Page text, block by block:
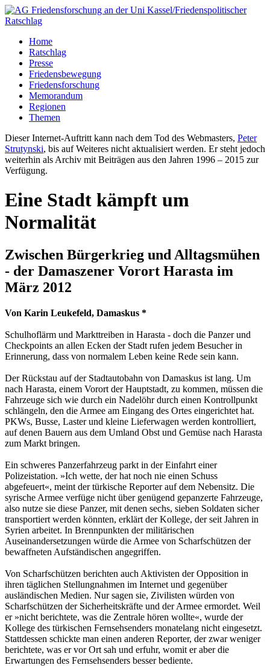
Home
Ratschlag
Presse
Friedensbewegung
Friedensforschung
Memorandum
Regionen
Themen
Dieser Internet-Auftritt kann nach dem Tod des Webmasters, Peter
Strutynski, bis auf Weiteres nicht aktualisiert werden. Er steht jedoch
weiterhin als Archiv mit Beiträgen aus den Jahren 1996 – 2015 zur
Verfügung.
Eine Stadt kämpft um
Normalität
Zwischen Bürgerkrieg und Alltagsmühen
- der Damaszener Vorort Harasta im
März 2012
Von Karin Leukefeld, Damaskus *
Schulhoflärm und Markttreiben in Harasta - doch die Panzer und
Checkpoints an allen Ecken der Stadt rufen jedem Besucher in
Erinnerung, dass von normalem Leben keine Rede sein kann.
Der Rückstau auf der Stadtautobahn von Damaskus ist lang. Um
nach Harasta, einem Vorort der Hauptstadt, zu kommen, müssen die
Fahrzeuge sich wie durch ein Nadelöhr durch einen Kontrollpunkt
schlängeln, den die Armee am Eingang des Ortes eingerichtet hat.
PKWs, Busse, Laster und kleine Lieferwagen werden kontrolliert,
auf denen Bauern aus dem Umland Obst und Gemüse nach Harasta
zum Markt bringen.
Ein schweres Panzerfahrzeug parkt in der Einfahrt einer
Polizeistation. »Ich wette, der hat noch nie einen Schuss
abgefeuert«, meint der türkische Reporter auf dem Nebensitz. Die
syrische Armee verfüge nicht über genügend gepanzerte Fahrzeuge,
also nutze sie diese Panzer, mit denen sechs, sieben Soldaten sicher
transportiert werden könnten, erklärt der Kollege, der seit Jahren in
Syrien arbeitet. In Brennpunkten der militärischen
Auseinandersetzungen würde die Armee von Scharfschützen der
bewaffneten Aufständischen angegriffen.
Von Scharfschützen berichten auch Aktivisten der Opposition in
ihren täglichen Stellungnahmen im Internet und gegenüber
ausländischen Medien. Nur sagen sie, Zivilisten würden von
Scharfschützen der Sicherheitskräfte und der Armee ermordet. Weil
er »nicht berichtete, was die Zentrale hören wollte«, wurde der
Kollege des türkischen Fernsehsenders monatelang nicht eingesetzt.
Stattdessen schickte man einen anderen Reporter, der zwar weniger
berichtete, was er vor Ort sah und erfuhr, womit er aber die
Erwartungen des Fernsehsenders besser bediente.